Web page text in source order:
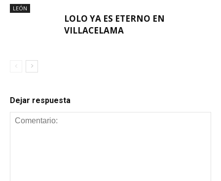
LEÓN
LOLO YA ES ETERNO EN
VILLACELAMA
Dejar respuesta